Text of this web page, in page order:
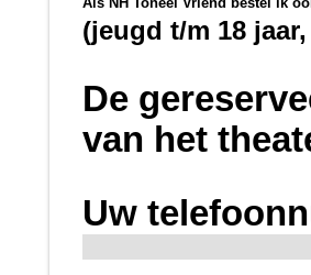
(jeugd t/m 18
De
van het
Uw